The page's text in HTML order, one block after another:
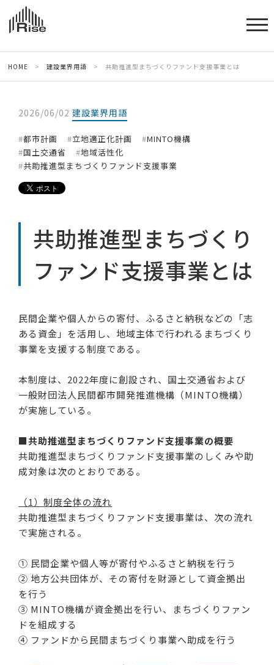
HOME > 建設業界用語 > 共助推進型まちづくりファンド支援事業とは
2026/06/02 建設業界用語
都市計画 立地適正化計画
MINTO機構
国土交通省
地域活性化
共助推進型まちづくりファンド支援事業
共助推進型まちづくり
ファンド支援事業とは
民間企業や個人からの寄付、ふるさと納税などの「志
ある資金」を活用し、地域主体で行われるまちづくり
事業を支援する制度である。
本制度は、2022年度に創設され、国土交通省および
一般財団法人民間都市開発推進機構（MINTO機構）
が実施している。
■共助推進型まちづくりファンド支援事業の概要
共助推進型まちづくりファンド支援事業のしくみや助
成対象は次のとおりである。
（1）制度全体の流れ
共助推進型まちづくりファンド支援事業は、次の流れ
で実施される。
① 民間企業や個人等が寄付やふるさと納税を行う
② 地方公共団体が、その寄付を財源として資金拠出
を行う
③ MINTO機構が資金拠出を行い、まちづくりファン
ドを組成する
④ ファンドから民間まちづくり事業へ助成を行う